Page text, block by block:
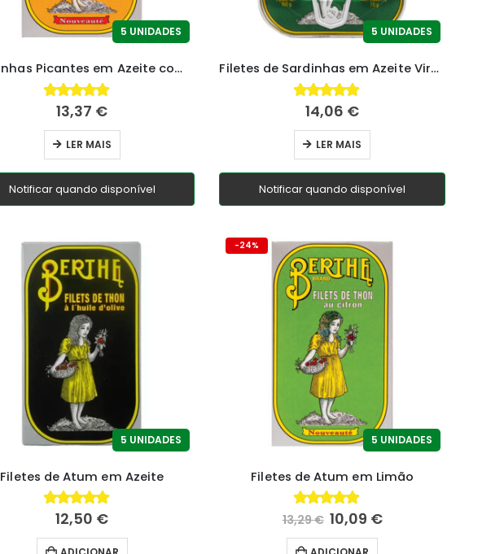
5 UNIDADES
Sardinhas Picantes em Azeite com Pickles
4.80fora de 5
13,37 €
LER MAIS
Notificar quando disponível
5 UNIDADES
Filetes de Sardinhas em Azeite Virgem Extra
4.76fora de 5
14,06 €
LER MAIS
Notificar quando disponível
5 UNIDADES
Filetes de Atum em Azeite
4.92fora de 5
12,50 €
-24%
5 UNIDADES
Filetes de Atum em Limão
4.60fora de 5
13,29€ 10,09 €